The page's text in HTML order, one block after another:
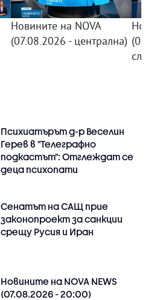
Новините на NOVA
(07.08.2026 - централна)
Психиатърът д-р Веселин
Герев в "Телеграфно
подкастът": Отглеждат се
деца психопати
Сенатът на САЩ прие
законопроект за санкции
срещу Русия и Иран
Новините на NOVA NEWS
(07.08.2026 - 20:00)